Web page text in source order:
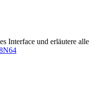
Interface und erläutere